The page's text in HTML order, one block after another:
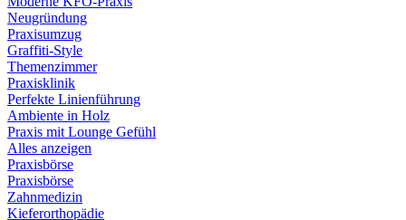
Neugründung
Praxisumzug
Graffiti-Style
Themenzimmer
Praxisklinik
Perfekte Linienführung
Ambiente in Holz
Praxis mit Lounge Gefühl
Alles anzeigen
Praxisbörse
Praxisbörse
Zahnmedizin
Kieferorthopädie